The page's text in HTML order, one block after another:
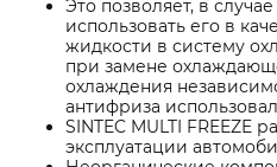
Это позволяет, в
использовать его в
жидкости в систему
при замене
охлаждения
антифриза
SINTEC MULTI
эксплуатации